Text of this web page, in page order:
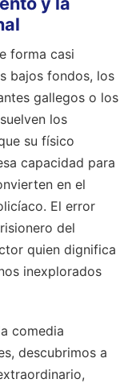
forma casi
bajos fondos, los
gallegos o los
los
su físico
capacidad para
en el
El error
del
quien dignifica
inexplorados
comedia
descubrimos a